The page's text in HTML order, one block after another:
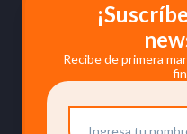
Recibe de primera